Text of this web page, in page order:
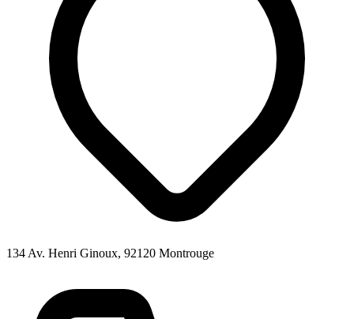
134 Av. Henri Ginoux, 92120 Montrouge